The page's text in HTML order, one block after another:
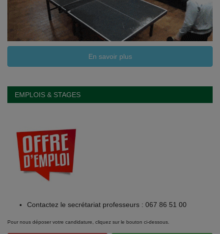
En savoir plus
EMPLOIS & STAGES
Contactez le secrétariat professeurs : 067 86 51 00
Pour nous déposer votre candidature, cliquez sur le bouton ci-dessous.